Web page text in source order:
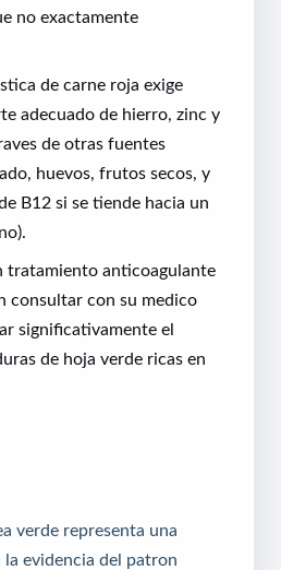
no exactamente
de carne roja exige
adecuado de hierro, zinc y
de otras fuentes
huevos, frutos secos, y
B12 si se tiende hacia un
tratamiento anticoagulante
consultar con su medico
significativamente el
de hoja verde ricas en
verde representa una
la evidencia del patron